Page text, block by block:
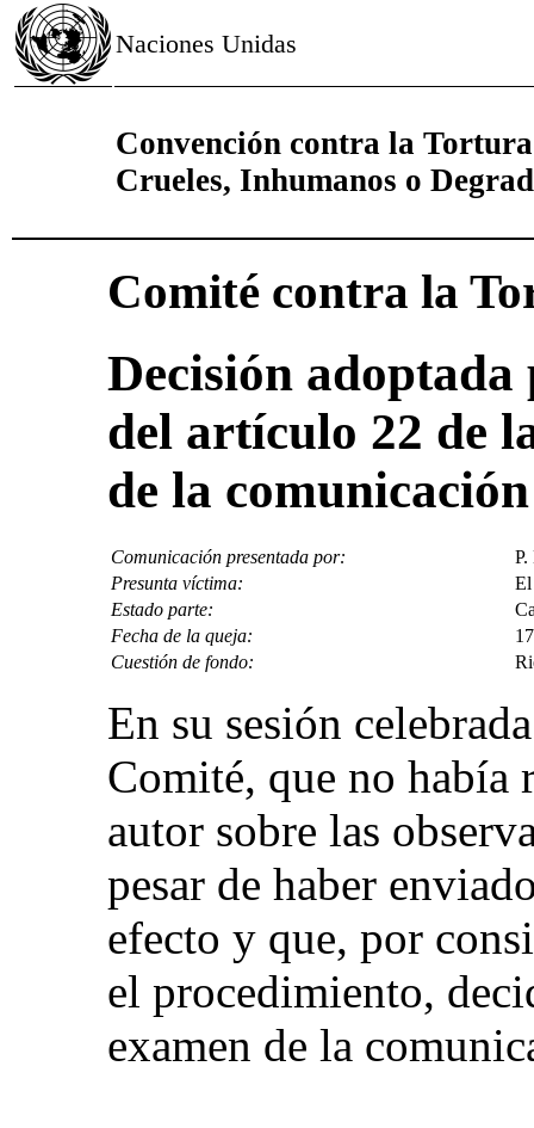
Naciones Unidas
Convención contra la
Crueles, Inhumanos o
Comité contra la
Decisión
del artículo 22 de
de la
Comunicación presentada por:
P.
Presunta víctima:
El
Estado parte:
Fecha de la queja:
Cuestión de fondo:
En su sesión
Comité, que no había
autor sobre las
pesar de haber
efecto y que, por
el procedimiento,
examen de la